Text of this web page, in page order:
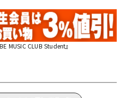
MUSIC CLUB Student』